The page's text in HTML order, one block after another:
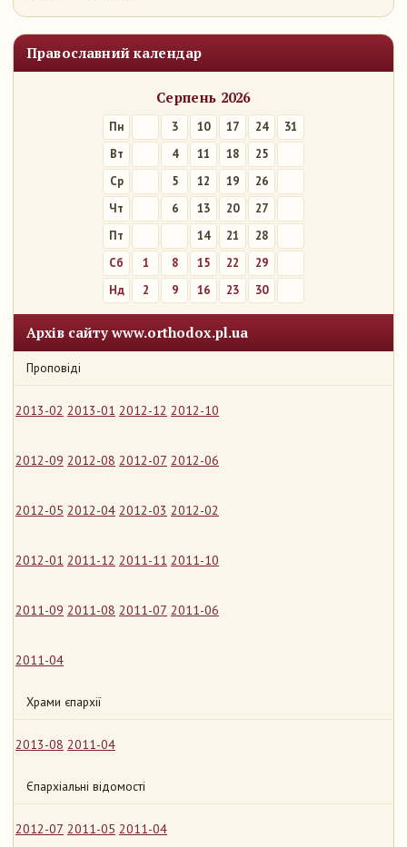
Православний календар
Серпень 2026
Пн 3 10 17 24
31
Вт
4 11 18
25
Ср
5 12 19
26
Чт
6 13 20
27
Пт
14 21
28
Сб
1 8 15 22
29
Нд
2 9 16 23 30
Архів сайту www.orthodox.pl.ua
Проповіді
2013-02 2013-01 2012-12 2012-10
2012-09 2012-08 2012-07 2012-06
2012-05 2012-04 2012-03 2012-02
2012-01 2011-12 2011-11 2011-10
2011-09 2011-08 2011-07 2011-06
2011-04
Храми єпархії
2013-08 2011-04
Єпархіальні відомості
2012-07 2011-05 2011-04